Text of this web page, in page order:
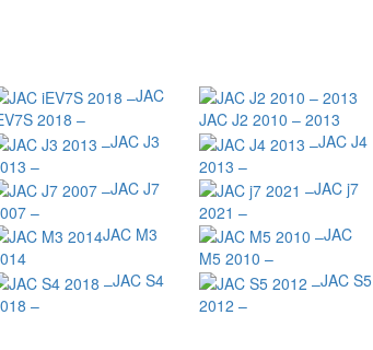
JAC
2018 –
JAC J2 2010 – 2013
JAC J3
–
JAC J4
2013 –
JAC J7
–
JAC j7
2021 –
JAC M3
JAC
M5 2010 –
JAC S4
–
JAC S5
2012 –